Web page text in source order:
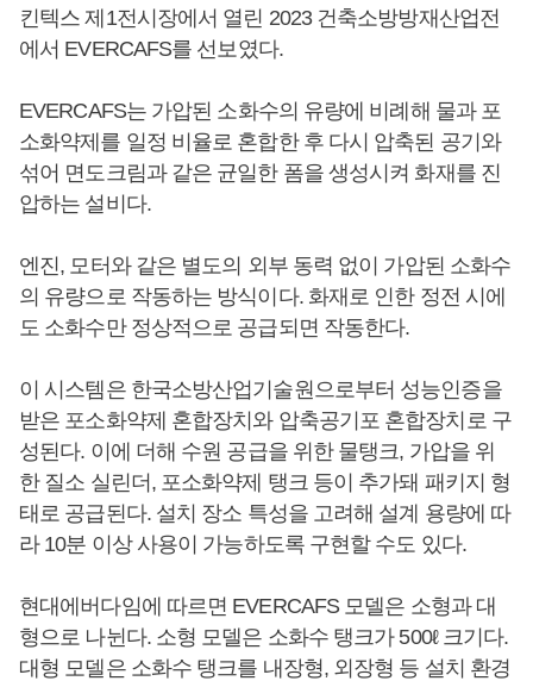
킨텍스 제1전시장에서 열린 2023 건축소방방재산업전
에서 EVERCAFS를 선보였다.
EVERCAFS는 가압된 소화수의 유량에 비례해 물과 포
소화약제를 일정 비율로 혼합한 후 다시 압축된 공기와
섞어 면도크림과 같은 균일한 폼을 생성시켜 화재를 진
압하는 설비다.
엔진, 모터와 같은 별도의 외부 동력 없이 가압된 소화수
의 유량으로 작동하는 방식이다. 화재로 인한 정전 시에
도 소화수만 정상적으로 공급되면 작동한다.
이 시스템은 한국소방산업기술원으로부터 성능인증을
받은 포소화약제 혼합장치와 압축공기포 혼합장치로 구
성된다. 이에 더해 수원 공급을 위한 물탱크, 가압을 위
한 질소 실린더, 포소화약제 탱크 등이 추가돼 패키지 형
태로 공급된다. 설치 장소 특성을 고려해 설계 용량에 따
라 10분 이상 사용이 가능하도록 구현할 수도 있다.
현대에버다임에 따르면 EVERCAFS 모델은 소형과 대
형으로 나뉜다. 소형 모델은 소화수 탱크가 500ℓ 크기다.
대형 모델은 소화수 탱크를 내장형, 외장형 등 설치 환경